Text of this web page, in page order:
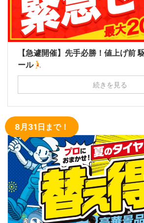
【急遽開催】先手必勝！値上げ前
ール
続きを見る
8月31日まで！